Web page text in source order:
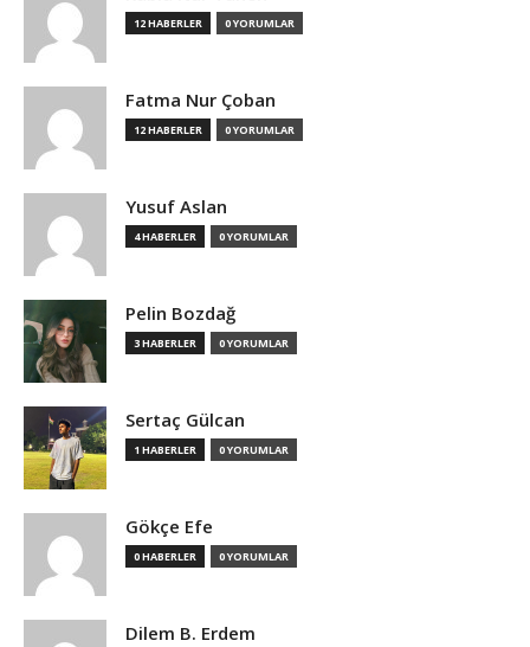
12 HABERLER 0 YORUMLAR
Fatma Nur Çoban
12 HABERLER 0 YORUMLAR
Yusuf Aslan
4 HABERLER 0 YORUMLAR
Pelin Bozdağ
3 HABERLER 0 YORUMLAR
Sertaç Gülcan
1 HABERLER 0 YORUMLAR
Gökçe Efe
0 HABERLER 0 YORUMLAR
Dilem B. Erdem